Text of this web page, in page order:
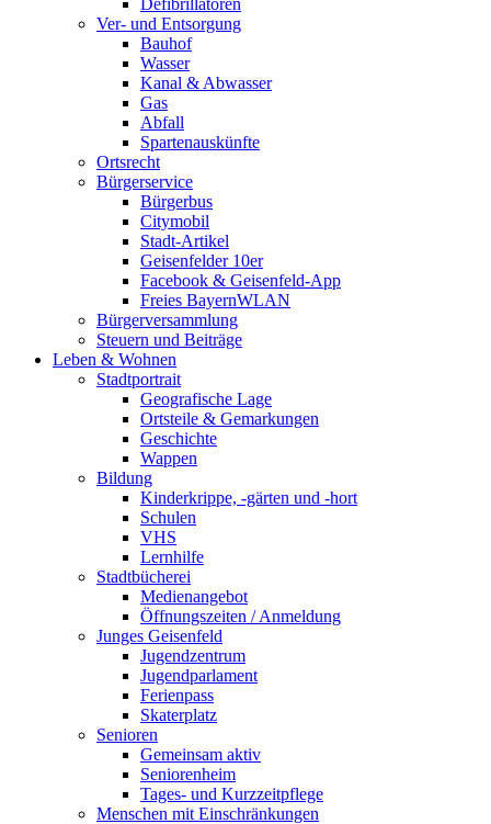
Defibrillatoren
Ver- und Entsorgung
Bauhof
Wasser
Kanal & Abwasser
Gas
Abfall
Spartenauskünfte
Ortsrecht
Bürgerservice
Bürgerbus
Citymobil
Stadt-Artikel
Geisenfelder 10er
Facebook & Geisenfeld-App
Freies BayernWLAN
Bürgerversammlung
Steuern und Beiträge
Leben & Wohnen
Stadtportrait
Geografische Lage
Ortsteile & Gemarkungen
Geschichte
Wappen
Bildung
Kinderkrippe, -gärten und -hort
Schulen
VHS
Lernhilfe
Stadtbücherei
Medienangebot
Öffnungszeiten / Anmeldung
Junges Geisenfeld
Jugendzentrum
Jugendparlament
Ferienpass
Skaterplatz
Senioren
Gemeinsam aktiv
Seniorenheim
Tages- und Kurzzeitpflege
Menschen mit Einschränkungen